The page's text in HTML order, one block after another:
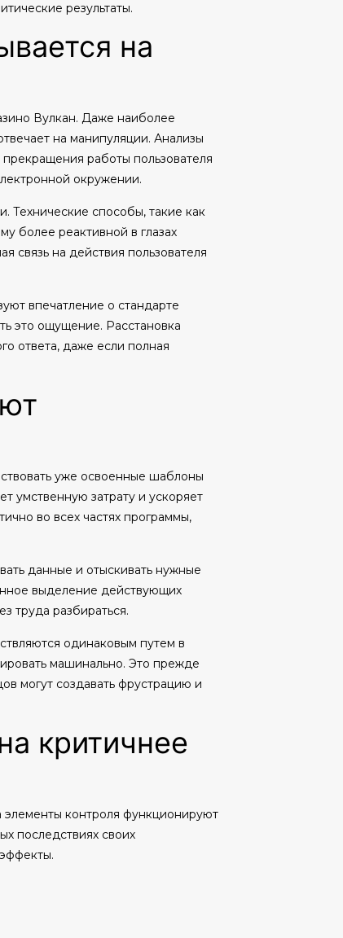
результаты.
на
Вулкан. Даже наиболее
на манипуляции. Анализы
прекращения работы пользователя
окружении.
Технические способы, такие как
более реактивной в глазах
связь на действия пользователя
впечатление о стандарте
это ощущение. Расстановка
ответа, даже если полная
уже освоенные шаблоны
умственную затрату и ускоряет
во всех частях программы,
данные и отыскивать нужные
выделение действующих
труда разбираться.
одинаковым путем в
машинально. Это прежде
могут создавать фрустрацию и
критичнее
элементы контроля функционируют
последствиях своих